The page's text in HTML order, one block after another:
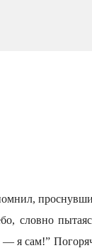
словно
— я сам!”